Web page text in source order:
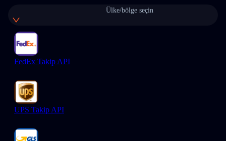
Ülke/bölge seçin
FedEx Takip API
UPS Takip API